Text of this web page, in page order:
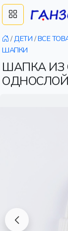
/ДЕТИ /ВСЕ
ШАПКИ
ШАПКА ИЗ